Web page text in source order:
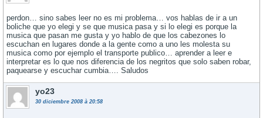
perdon… sino sabes leer no es mi problema… vos hablas de ir a un
boliche que yo elegi y se que musica pasa y si lo elegi es porque la
musica que pasan me gusta y yo hablo de que los cabezones lo
escuchan en lugares donde a la gente como a uno les molesta su
musica como por ejemplo el transporte publico… aprender a leer e
interpretar es lo que nos diferencia de los negritos que solo saben robar,
paquearse y escuchar cumbia…. Saludos
yo23
30 diciembre 2008 à 20:58